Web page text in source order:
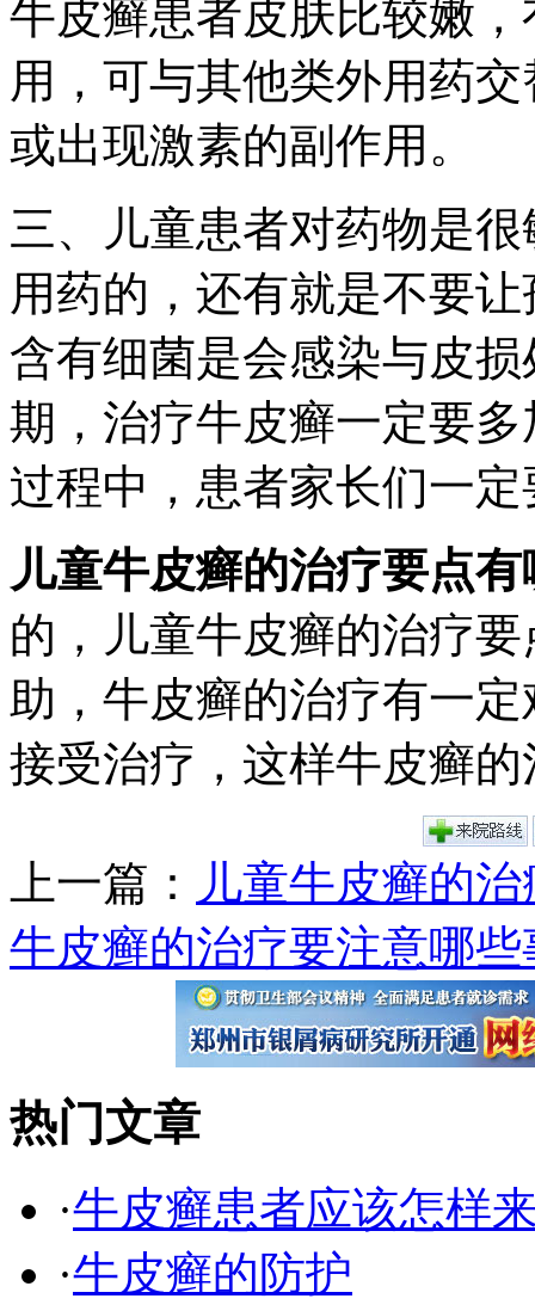
牛皮癣患者皮肤比较嫩
用，可与其他类外用药
或出现激素的副作用。
三、儿童患者对药物是
用药的，还有就是不要
含有细菌是会感染与皮
期，治疗牛皮癣一定要
过程中，患者家长们一
儿童牛皮癣的治疗要点
的，儿童牛皮癣的治疗
助，牛皮癣的治疗有一
接受治疗，这样牛皮癣
上一篇： 儿童牛皮癣的
牛皮癣的治疗要注意哪些
热门文章
·牛皮癣患者应该怎样
·牛皮癣的防护